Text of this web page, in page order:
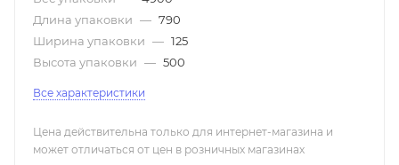
Длина упаковки — 790
Ширина упаковки — 125
Высота упаковки — 500
Все характеристики
Цена действительна только для интернет-магазина и
может отличаться от цен в розничных магазинах